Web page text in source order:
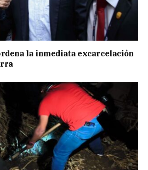
la inmediata excarcelación